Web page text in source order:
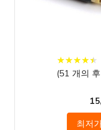
★★★★★
★★★★★
(51 개의
최저